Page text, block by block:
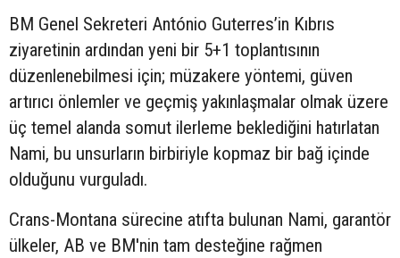
BM Genel Sekreteri António Guterres’in Kıbrıs
ziyaretinin ardından yeni bir 5+1 toplantısının
düzenlenebilmesi için; müzakere yöntemi, güven
artırıcı önlemler ve geçmiş yakınlaşmalar olmak üzere
üç temel alanda somut ilerleme beklediğini hatırlatan
Nami, bu unsurların birbiriyle kopmaz bir bağ içinde
olduğunu vurguladı.
Crans-Montana sürecine atıfta bulunan Nami, garantör
ülkeler, AB ve BM'nin tam desteğine rağmen